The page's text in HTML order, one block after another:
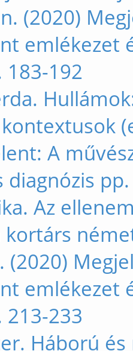
(2020)
emlékezet
183-192
A
diagnózis
Az
kortárs
(2020)
emlékezet
213-233
Háború